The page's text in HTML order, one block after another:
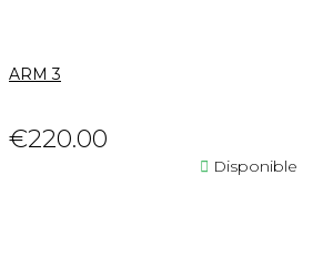
ARM 3
€220.00
 Disponible